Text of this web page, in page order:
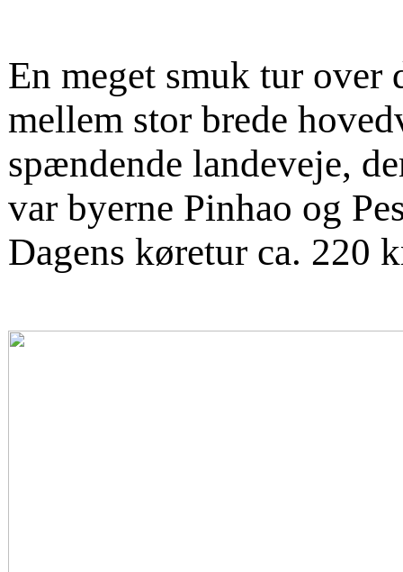
En meget smuk tur over
mellem stor brede
spændende landeveje,
var byerne Pinhao og
Dagens køretur ca. 220